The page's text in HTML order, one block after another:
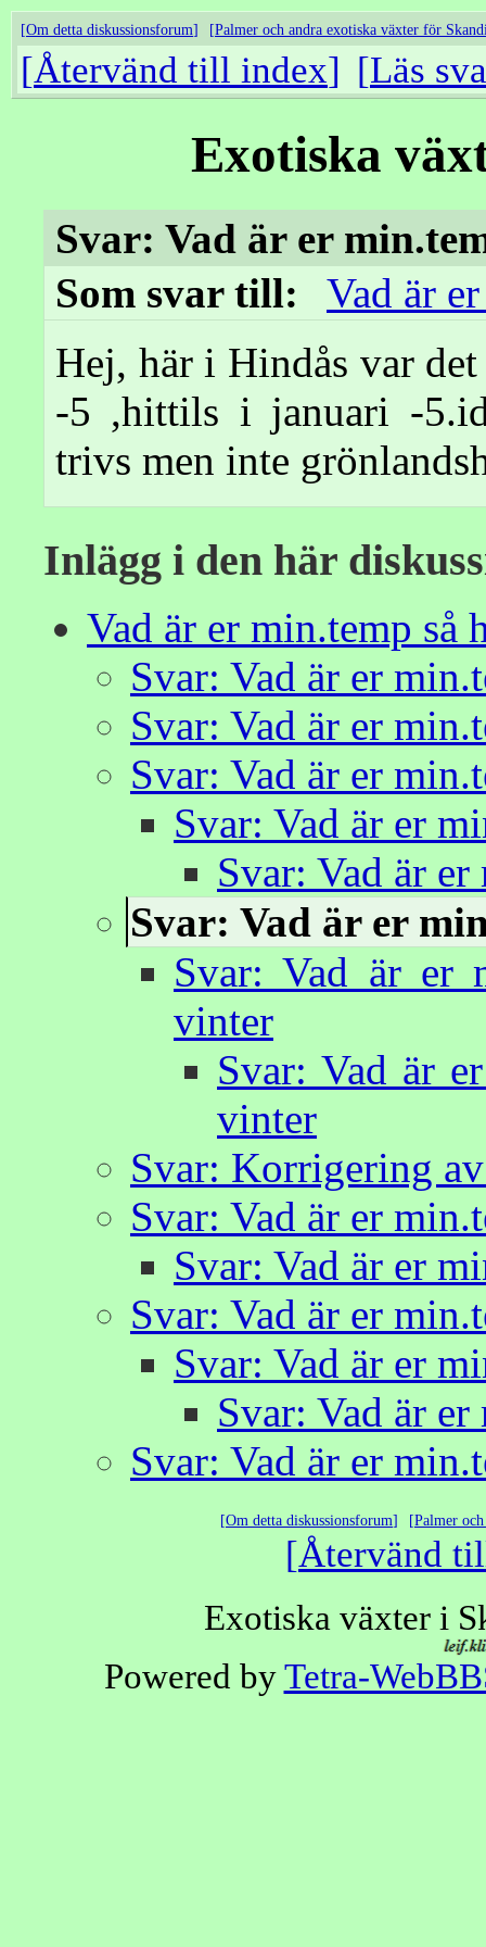
Om detta diskussionsforum Palmer och andra exotiska växter för
Återvänd till index Läs
Exotiska
Svar: Vad är er
Som svar till:
Vad är
Hej, här i Hindås var
-5 ,hittils i januari -
trivs men inte
Inlägg i den här
Vad är er min.temp så
Svar: Vad är er
Svar: Vad är er
Svar: Vad är er
Svar: Vad är er
Svar: Vad är
Svar: Vad är er
Svar: Vad är er
vinter
Svar: Vad är
vinter
Svar: Korrigering
Svar: Vad är er
Svar: Vad är er
Svar: Vad är er
Svar: Vad är er
Svar: Vad är
Svar: Vad är er
Om detta diskussionsforum Palmer
Återvänd
Exotiska växter i
Powered byTetra-